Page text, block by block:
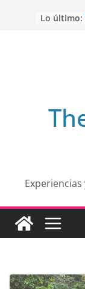
Lo último: